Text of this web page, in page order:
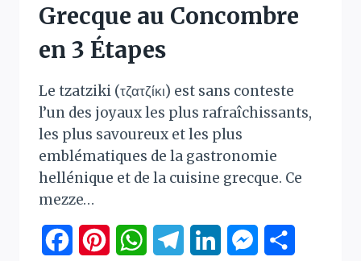
Grecque au Concombre
en 3 Étapes
Le tzatziki (τζατζίκι) est sans conteste
l’un des joyaux les plus rafraîchissants,
les plus savoureux et les plus
emblématiques de la gastronomie
hellénique et de la cuisine grecque. Ce
mezze…
FacebookPinterestWhatsAppTelegramLinkedInMessenger